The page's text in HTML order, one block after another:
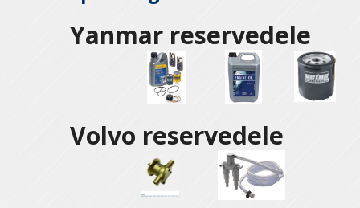
Yanmar reservedele
Volvo reservedele